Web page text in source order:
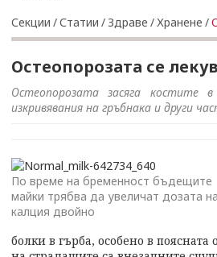
Секции /Статии / Здраве /Хранене /
Остеопорозата се
Остеопорозата засяга костите
изкривявания на гръбнака и други
По време на бременност бъдещите
майки трябва да увеличат дозата на
калция двойно
болки в гърба, особено в